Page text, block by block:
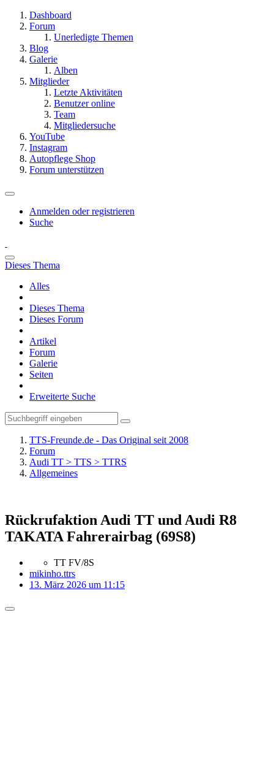
Dashboard
Forum
Unerledigte Themen
Blog
Galerie
Alben
Mitglieder
Letzte Aktivitäten
Benutzer online
Team
Mitgliedersuche
YouTube
Instagram
Autopflege Shop
Forum unterstützen
Anmelden oder registrieren
Suche
Dieses Thema
Alles
Dieses Thema
Dieses Forum
Artikel
Forum
Galerie
Seiten
Erweiterte Suche
TTS-Freunde.de - Das Original seit 2008
Forum
Audi TT > TTS > TTRS
Allgemeines
Rückrufaktion Audi TT und Audi R8
TAKATA Fahrerairbag (69S8)
TT FV/8S
mikinho.ttrs
13. März 2026 um 11:15